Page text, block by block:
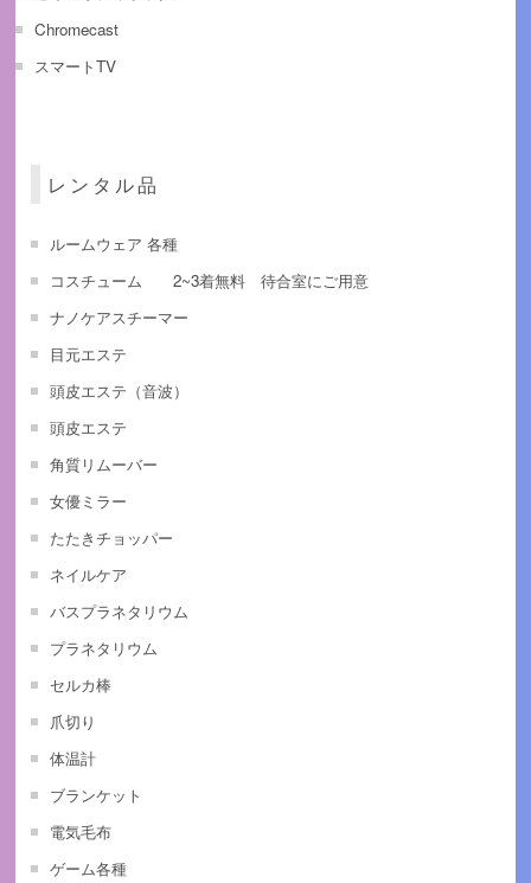
Chromecast
スマートTV
レンタル品
ルームウェア 各種
コスチューム 2~3着無料 待合室にご用意
ナノケアスチーマー
目元エステ
頭皮エステ（音波）
頭皮エステ
角質リムーバー
女優ミラー
たたきチョッパー
ネイルケア
バスプラネタリウム
プラネタリウム
セルカ棒
爪切り
体温計
ブランケット
電気毛布
ゲーム各種